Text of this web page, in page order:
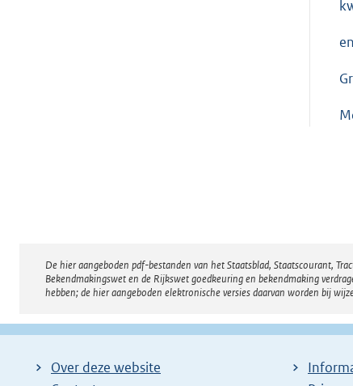
Disclaimer
De hier aangeboden pdf-bestanden van het Staatsblad, Staatscourant,
Bekendmakingswet en de Rijkswet goedkeuring en bekendmaking
hebben; de hier aangeboden elektronische versies daarvan worden bij
Over deze website